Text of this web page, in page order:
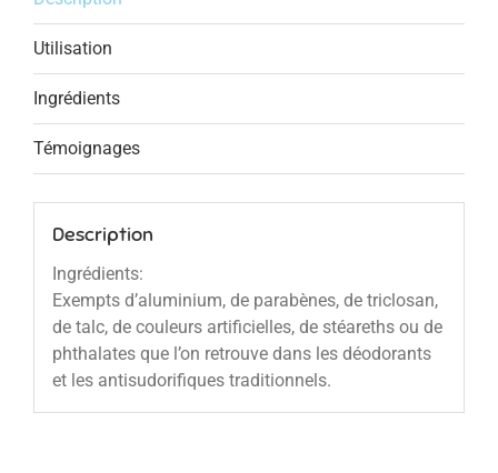
Utilisation
Ingrédients
Témoignages
Description
Ingrédients:
Exempts d’aluminium, de parabènes, de triclosan,
de talc, de couleurs artificielles, de stéareths ou de
phthalates que l’on retrouve dans les déodorants
et les antisudorifiques traditionnels.